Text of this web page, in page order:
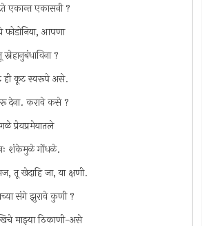
एकान्त एकासनी ?
फोडोनिया, आपणा
?
ही कूट स्वरूपे असे.
देना. करावे कसे ?
प्रेयप्रमेयातले
शंकेमुळे गोंधळे.
तू खेदाहि जा, या क्षणी.
संगे झुरावे कुणी ?
माझ्या ठिकाणी-असे